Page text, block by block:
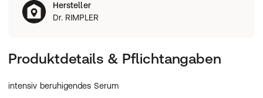
Hersteller
Dr. RIMPLER
Produktdetails & Pflichtangaben
intensiv beruhigendes Serum